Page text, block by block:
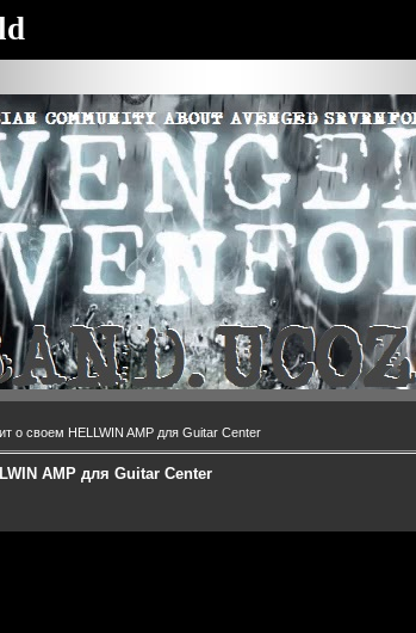
о своем HELLWIN AMP для Guitar Center
AMP для Guitar Center